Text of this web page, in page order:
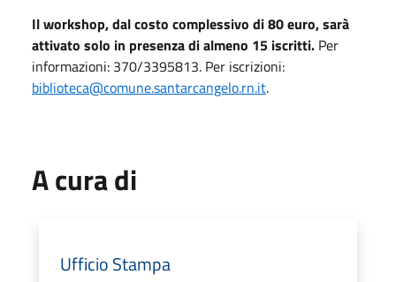
Il workshop, dal costo complessivo di 80 euro, sarà
attivato solo in presenza di almeno 15 iscritti. Per
informazioni: 370/3395813. Per iscrizioni:
biblioteca@comune.santarcangelo.rn.it.
A cura di
Ufficio Stampa